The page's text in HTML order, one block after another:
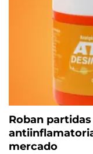
Roban
mercado